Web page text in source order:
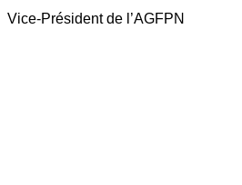
Vice-Président de l’AGFPN